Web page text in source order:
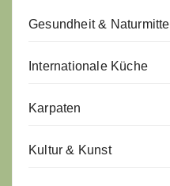
Gesundheit & Naturmittel
Internationale Küche
Karpaten
Kultur & Kunst